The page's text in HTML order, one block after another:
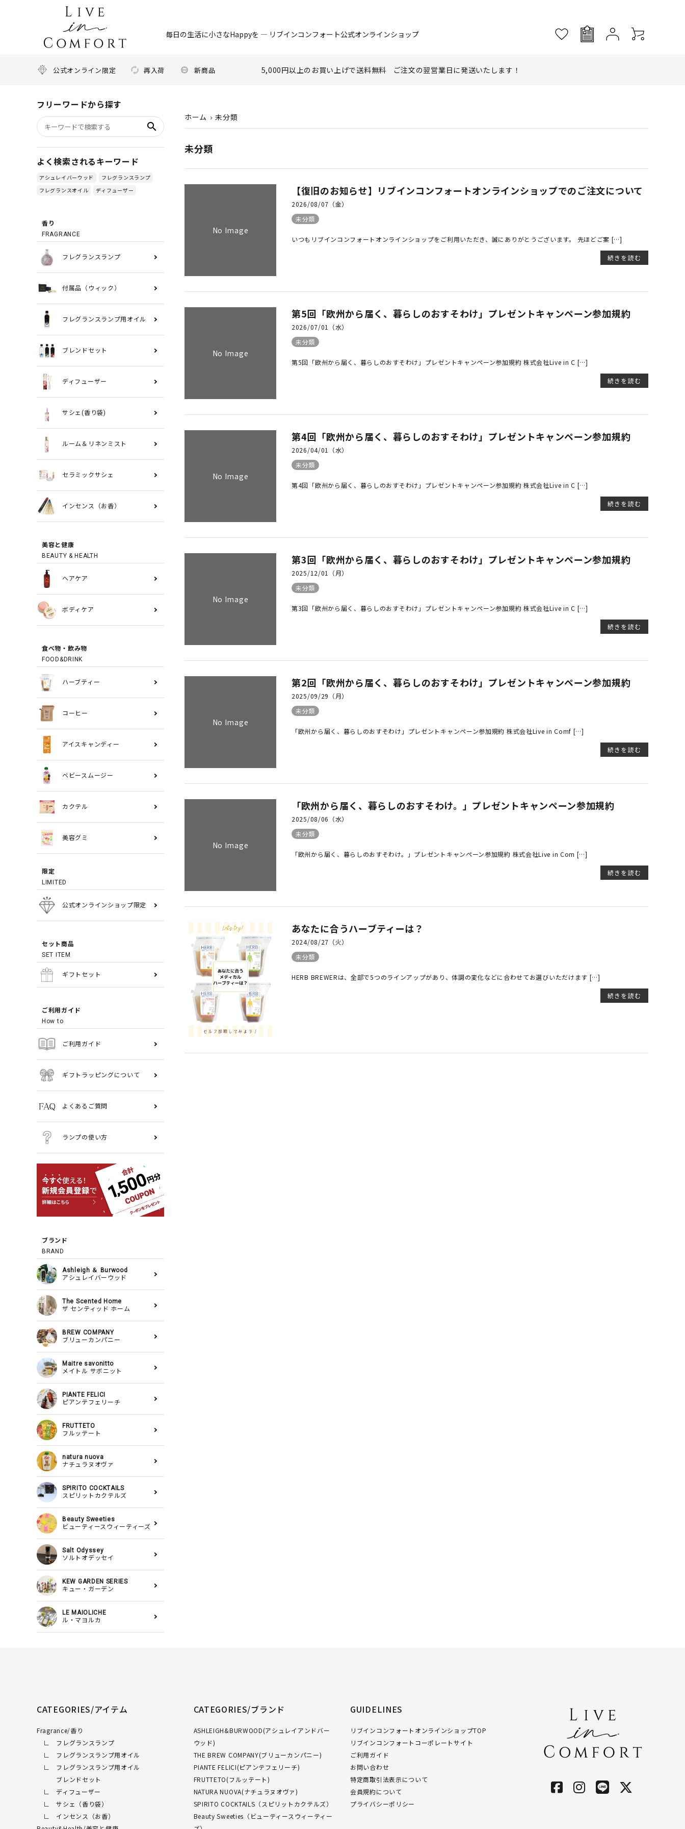
毎日の生活に小さなHappyを ― リブインコンフォート公式オンラインショップ
公式オンライン限定 再入荷 新商品 5,000円以上のお買い上げで送料無料 ご注文の翌営業日に発送いたします！
ホーム 未分類
未分類
No Image
【復旧のお知らせ】リブインコンフォートオンラインショップでのご注文について
2026/08/07（金）
未分類
いつもリブインコンフォートオンラインショップをご利用いただき、誠にありがとうございます。 先ほどご案 […]
続きを読む
No Image
第5回「欧州から届く、暮らしのおすそわけ」プレゼントキャンペーン参加規約
2026/07/01（水）
未分類
第5回「欧州から届く、暮らしのおすそわけ」プレゼントキャンペーン参加規約 株式会社Live in C […]
続きを読む
No Image
第4回「欧州から届く、暮らしのおすそわけ」プレゼントキャンペーン参加規約
2026/04/01（水）
未分類
第4回「欧州から届く、暮らしのおすそわけ」プレゼントキャンペーン参加規約 株式会社Live in C […]
続きを読む
No Image
第3回「欧州から届く、暮らしのおすそわけ」プレゼントキャンペーン参加規約
2025/12/01（月）
未分類
第3回「欧州から届く、暮らしのおすそわけ」プレゼントキャンペーン参加規約 株式会社Live in C […]
続きを読む
No Image
第2回「欧州から届く、暮らしのおすそわけ」プレゼントキャンペーン参加規約
2025/09/29（月）
未分類
「欧州から届く、暮らしのおすそわけ」プレゼントキャンペーン参加規約 株式会社Live in Comf […]
続きを読む
No Image
「欧州から届く、暮らしのおすそわけ。」プレゼントキャンペーン参加規約
2025/08/06（水）
未分類
「欧州から届く、暮らしのおすそわけ。」プレゼントキャンペーン参加規約 株式会社Live in Com […]
続きを読む
あなたに合うハーブティーは？
2024/08/27（火）
未分類
HERB BREWERは、全部で5つのラインアップがあり、体調の変化などに合わせてお選びいただけます […]
続きを読む
フリーワードから探す
search
よく検索されるキーワード
アシュレイバーウッド
フレグランスランプ
フレグランスオイル
ディフューザー
香り
FRAGRANCE
フレグランスランプ
付属品（ウィック）
フレグランスランプ用オイル
ブレンドセット
ディフューザー
サシェ(香り袋)
ルーム＆リネンミスト
セラミックサシェ
インセンス（お香）
美容と健康
BEAUTY & HEALTH
ヘアケア
ボディケア
食べ物・飲み物
FOOD&DRINK
ハーブティー
コーヒー
アイスキャンディー
ベビースムージー
カクテル
美容グミ
限定
LIMITED
公式オンラインショップ限定
セット商品
SET ITEM
ギフトセット
ご利用ガイド
How to
ご利用ガイド
ギフトラッピングについて
よくあるご質問
ランプの使い方
ブランド
BRAND
Ashleigh ＆ Burwood
アシュレイバーウッド
The Scented Home
ザ センティッド ホーム
BREW COMPANY
ブリューカンパニー
Maitre savonitto
メイトル サボニット
PIANTE FELICI
ピアンテフェリーチ
FRUTTETO
フルッテート
natura nuova
ナチュラヌオヴァ
SPIRITO COCKTAILS
スピリットカクテルズ
Beauty Sweeties
ビューティースウィーティーズ
Salt Odyssey
ソルトオデッセイ
KEW GARDEN SERIES
キュー・ガーデン
LE MAIOLICHE
ル・マヨルカ
CATEGORIES/アイテム
Fragrance/香り
∟ フレグランスランプ
∟ フレグランスランプ用オイル
∟ フレグランスランプ用オイル
ブレンドセット
∟ ディフューザー
∟ サシェ（香り袋）
∟ インセンス（お香）
CATEGORIES/ブランド
ASHLEIGH&BURWOOD(アシュレイアンドバー
ウッド)
THE BREW COMPANY(ブリューカンパニー)
PIANTE FELICI(ピアンテフェリーチ)
FRUTTETO(フルッテート)
NATURA NUOVA(ナチュラヌオヴァ)
SPIRITO COCKTAILS（スピリットカクテルズ）
Beauty Sweeties（ビューティースウィーティー
GUIDELINES
リブインコンフォートオンラインショップTOP
リブインコンフォートコーポレートサイト
ご利用ガイド
お問い合わせ
特定商取引法表示について
会員規約について
プライバシーポリシー